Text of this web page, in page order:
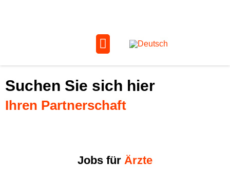
Suchen Sie sich hier
Ihren Partnerschaft
Jobs für Ärzte